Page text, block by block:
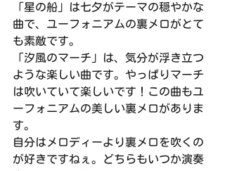
「星の船」は七夕がテーマの穏やかな
曲で、ユーフォニアムの裏メロがとて
も素敵です。
「汐風のマーチ」は、気分が浮き立つ
ような楽しい曲です。やっぱりマーチ
は吹いていて楽しいです！この曲もユ
ーフォニアムの美しい裏メロがありま
す。
自分はメロディーより裏メロを吹くの
が好きですねぇ。どちらもいつか演奏